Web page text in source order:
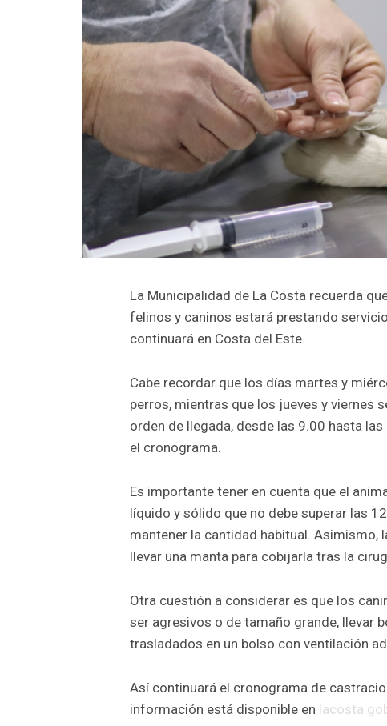
La Municipalidad de La Costa recuerda
felinos y caninos estará prestando
continuará en Costa del Este.
Cabe recordar que los días martes y
perros, mientras que los jueves y viernes
orden de llegada, desde las 9.00 hasta
el cronograma.
Es importante tener en cuenta que el
líquido y sólido que no debe superar las
mantener la cantidad habitual. Asimismo,
llevar una manta para cobijarla tras la
Otra cuestión a considerar es que los
ser agresivos o de tamaño grande, llevar
trasladados en un bolso con ventilación
Así continuará el cronograma de
información está disponible en